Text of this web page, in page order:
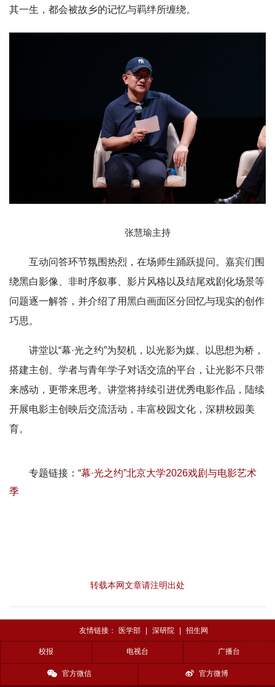
其一生，都会被故乡的记忆与羁绊所缠绕。
张慧瑜主持
互动问答环节氛围热烈，在场师生踊跃提问。嘉宾们围
绕黑白影像、非时序叙事、影片风格以及结尾戏剧化场景等
问题逐一解答，并介绍了用黑白画面区分回忆与现实的创作
巧思。
讲堂以“幕·光之约”为契机，以光影为媒、以思想为桥，
搭建主创、学者与青年学子对话交流的平台，让光影不只带
来感动，更带来思考。讲堂将持续引进优秀电影作品，陆续
开展电影主创映后交流活动，丰富校园文化，深耕校园美
育。
专题链接： “幕·光之约”北京大学2026戏剧与电影艺术
季
转载本网文章请注明出处
友情链接： 医学部 | 深研院 | 招生网
校报 电视台 广播台
官方微信 官方微博